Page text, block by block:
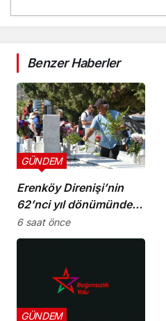
Benzer Haberler
Erenköy Direnişi’nin
62’nci yıl dönümünde
şehitler törenle anıldı
GÜNDEM
6 saat önce
GÜNDEM